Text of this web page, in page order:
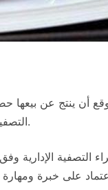
أن ينتج عن
التصفية أو إجراء التصفية لصغار المدينين.
التصفية الإدارية